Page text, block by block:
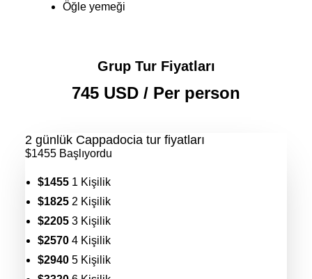
Öğle yemeği
Grup Tur Fiyatları
745 USD / Per person
2 günlük Cappadocia tur fiyatları
$1455 Başlıyordu
$1455 1 Kişilik
$1825 2 Kişilik
$2205 3 Kişilik
$2570 4 Kişilik
$2940 5 Kişilik